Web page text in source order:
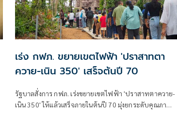
เร่ง กฟภ. ขยายเขตไฟฟ้า 'ปราสาทตา
ควาย-เนิน 350' เสร็จต้นปี 70
รัฐบาลสั่งการ กฟภ. เร่งขยายเขตไฟฟ้า 'ปราสาทตาควาย-
เนิน 350' ให้แล้วเสร็จภายในต้นปี 70 มุ่งยกระดับคุณภาพ